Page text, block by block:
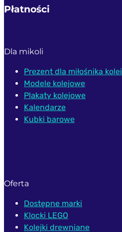
Płatności
Dla mikoli
Prezent dla miłośnika kolei
Modele kolejowe
Plakaty kolejowe
Kalendarze
Kubki barowe
Oferta
Dostępne marki
Klocki LEGO
Kolejki drewniane